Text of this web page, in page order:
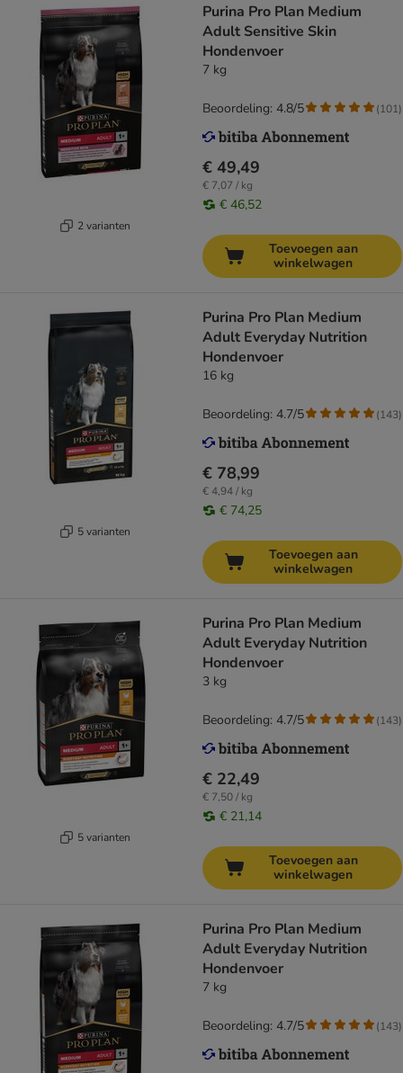
2 varianten
Purina Pro Plan Medium
Adult Sensitive Skin
Hondenvoer
7 kg
€ 49,49
€ 7,07 / kg
€ 46,52
Beoordeling: 4.8/5 (101)
Toevoegen aan
winkelwagen
5 varianten
Purina Pro Plan Medium
Adult Everyday Nutrition
Hondenvoer
16 kg
€ 78,99
€ 4,94 / kg
€ 74,25
Beoordeling: 4.7/5 (143)
Toevoegen aan
winkelwagen
5 varianten
Purina Pro Plan Medium
Adult Everyday Nutrition
Hondenvoer
3 kg
€ 22,49
€ 7,50 / kg
€ 21,14
Beoordeling: 4.7/5 (143)
Toevoegen aan
winkelwagen
Purina Pro Plan Medium
Adult Everyday Nutrition
Hondenvoer
7 kg
Beoordeling: 4.7/5 (143)